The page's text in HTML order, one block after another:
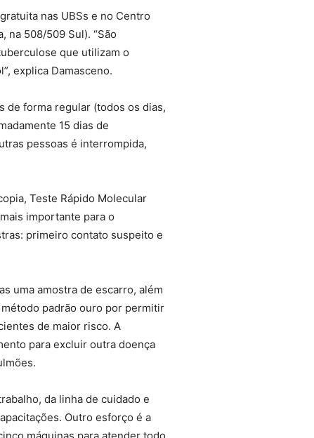
nas UBSs e no Centro
na 508/509 Sul). “São
que utilizam o
explica Damasceno.
de forma regular (todos os dias,
15 dias de
pessoas é interrompida,
Teste Rápido Molecular
importante para o
primeiro contato suspeito e
uma amostra de escarro, além
padrão ouro por permitir
de maior risco. A
para excluir outra doença
da linha de cuidado e
Outro esforço é a
máquinas para atender todo